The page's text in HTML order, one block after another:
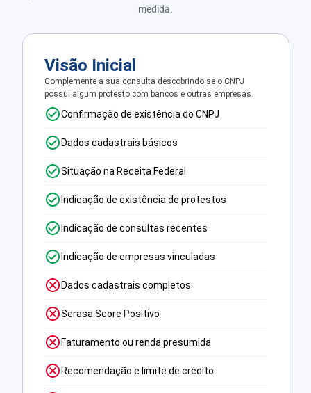
medida.
Visão Inicial
Complemente a sua consulta descobrindo se o CNPJ
possui algum protesto com bancos e outras empresas.
Confirmação de existência do CNPJ
Dados cadastrais básicos
Situação na Receita Federal
Indicação de existência de protestos
Indicação de consultas recentes
Indicação de empresas vinculadas
Dados cadastrais completos
Serasa Score Positivo
Faturamento ou renda presumida
Recomendação e limite de crédito